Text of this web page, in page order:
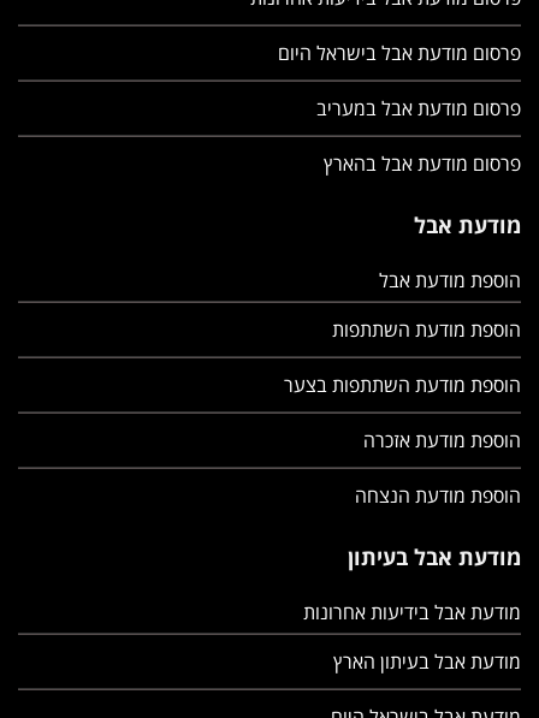
פרסום מודעת אבל בישראל היום
פרסום מודעת אבל במעריב
פרסום מודעת אבל בהארץ
מודעת אבל
הוספת מודעת אבל
הוספת מודעת השתתפות
הוספת מודעת השתתפות בצער
הוספת מודעת אזכרה
הוספת מודעת הנצחה
מודעת אבל בעיתון
מודעת אבל בידיעות אחרונות
מודעת אבל בעיתון הארץ